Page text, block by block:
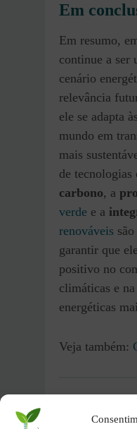
Em
Em resumo,
continue a ser
cenário
relevância
ele se adapta
mundo em
mais
de tecnologias
carbono, a
verde e a
renováveis
garantir que
positivo no
climáticas e
energéticas
Veja também: